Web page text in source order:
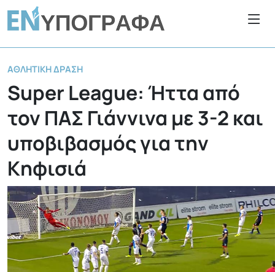
ΑΘΛΗΤΙΚΉ ΔΡΆΣΗ
Super League: Ήττα από
τον ΠΑΣ Γιάννινα με 3-2 και
υποβιβασμός για την
Κηφισιά